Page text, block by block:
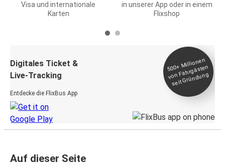
Visa und internationale
Karten
in unserer App oder in einem
Flixshop
Digitales Ticket &
Live-Tracking
Entdecke die FlixBus App
500+
Millionen
von Fahrgästen
seit
Gründung
Auf dieser Seite